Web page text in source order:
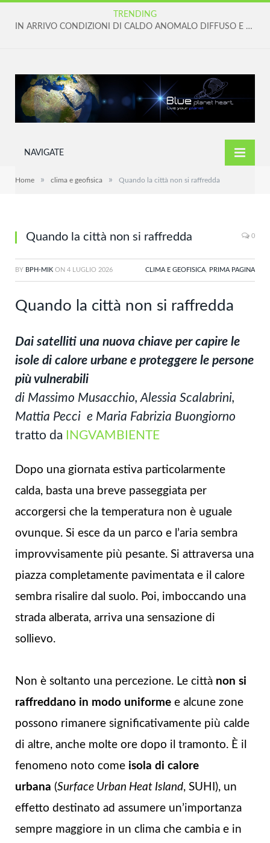
TRENDING
IN ARRIVO CONDIZIONI DI CALDO ANOMALO DIFFUSO E PERSISTENTE
NAVIGATE
Home » clima e geofisica » Quando la città non si raffredda
Quando la città non si raffredda 0
BY BPH-MIK ON 4 LUGLIO 2026 CLIMA E GEOFISICA PRIMA PAGINA
Quando la città non si raffredda
Dai satelliti una nuova chiave per capire le
isole di calore urbane e proteggere le persone
più vulnerabili
di Massimo Musacchio, Alessia Scalabrini,
Mattia Pecci e Maria Fabrizia Buongiorno
tratto da
INGVAMBIENTE
Dopo una giornata estiva particolarmente
calda, basta una breve passeggiata per
accorgersi che la temperatura non è uguale
ovunque. Si esce da un parco e l’aria sembra
improvvisamente più pesante. Si attraversa una
piazza completamente pavimentata e il calore
sembra risalire dal suolo. Poi, imboccando una
strada alberata, arriva una sensazione di
sollievo.
Non è soltanto una percezione. Le città non si
raffreddano in modo uniforme e alcune zone
possono rimanere significativamente più calde
di altre, anche molte ore dopo il tramonto. È il
fenomeno noto come isola di calore
urbana (Surface Urban Heat Island, SUHI), un
effetto destinato ad assumere un’importanza
sempre maggiore in un clima che cambia e in